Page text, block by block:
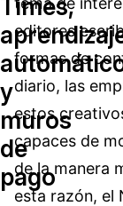
Precios
Recursos
Eventos
Times,
y
muros
de
pago
editores
formas de
diario, las
estos
capaces de
de la manera
esta razón, el